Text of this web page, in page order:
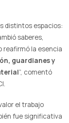
distintos espacios:
saberes,
reafirmó la esencia
guardianes y
”, comentó
el trabajo
fue significativa